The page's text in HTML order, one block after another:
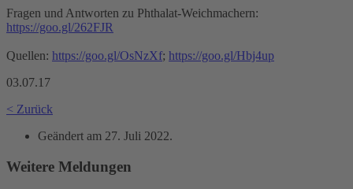
Fragen und Antworten zu Phthalat-Weichmachern:
https://goo.gl/262FJR
Quellen: https://goo.gl/OsNzXf; https://goo.gl/Hbj4up
03.07.17
< Zurück
Geändert am 27. Juli 2022.
Weitere Meldungen